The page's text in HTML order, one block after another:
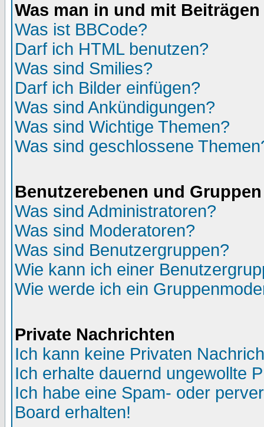
Was man in und mit
Was ist BBCode?
Darf ich HTML benutzen?
Was sind Smilies?
Darf ich Bilder einfügen?
Was sind Ankündigungen?
Was sind Wichtige Themen?
Was sind geschlossene
Benutzerebenen und Gruppen
Was sind Administratoren?
Was sind Moderatoren?
Was sind Benutzergruppen?
Wie kann ich einer
Wie werde ich ein
Private Nachrichten
Ich kann keine Privaten
Ich erhalte dauernd ungewollte
Ich habe eine Spam- oder
Board erhalten!